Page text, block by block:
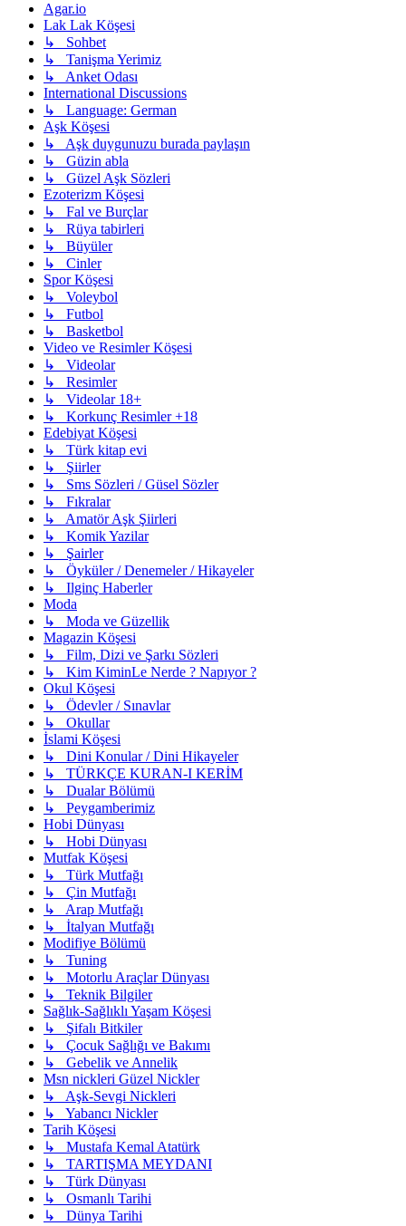
Agar.io
Lak Lak Köşesi
↳ Sohbet
↳ Tanişma Yerimiz
↳ Anket Odası
International Discussions
↳ Language: German
Aşk Köşesi
↳ Aşk duygunuzu burada paylaşın
↳ Güzin abla
↳ Güzel Aşk Sözleri
Ezoterizm Köşesi
↳ Fal ve Burçlar
↳ Rüya tabirleri
↳ Büyüler
↳ Cinler
Spor Köşesi
↳ Voleybol
↳ Futbol
↳ Basketbol
Video ve Resimler Köşesi
↳ Videolar
↳ Resimler
↳ Videolar 18+
↳ Korkunç Resimler +18
Edebiyat Köşesi
↳ Türk kitap evi
↳ Şiirler
↳ Sms Sözleri / Güsel Sözler
↳ Fıkralar
↳ Amatör Aşk Şiirleri
↳ Komik Yazilar
↳ Şairler
↳ Öyküler / Denemeler / Hikayeler
↳ Ilginç Haberler
Moda
↳ Moda ve Güzellik
Magazin Köşesi
↳ Film, Dizi ve Şarkı Sözleri
↳ Kim KiminLe Nerde ? Napıyor ?
Okul Köşesi
↳ Ödevler / Sınavlar
↳ Okullar
İslami Köşesi
↳ Dini Konular / Dini Hikayeler
↳ TÜRKÇE KURAN-I KERİM
↳ Dualar Bölümü
↳ Peygamberimiz
Hobi Dünyası
↳ Hobi Dünyası
Mutfak Köşesi
↳ Türk Mutfağı
↳ Çin Mutfağı
↳ Arap Mutfağı
↳ İtalyan Mutfağı
Modifiye Bölümü
↳ Tuning
↳ Motorlu Araçlar Dünyası
↳ Teknik Bilgiler
Sağlık-Sağlıklı Yaşam Köşesi
↳ Şifalı Bitkiler
↳ Çocuk Sağlığı ve Bakımı
↳ Gebelik ve Annelik
Msn nickleri Güzel Nickler
↳ Aşk-Sevgi Nickleri
↳ Yabancı Nickler
Tarih Köşesi
↳ Mustafa Kemal Atatürk
↳ TARTIŞMA MEYDANI
↳ Türk Dünyası
↳ Osmanlı Tarihi
↳ Dünya Tarihi